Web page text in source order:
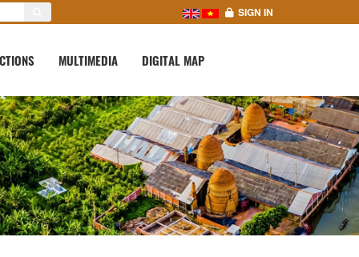
SIGN IN
MULTIMEDIA DIGITAL MAP